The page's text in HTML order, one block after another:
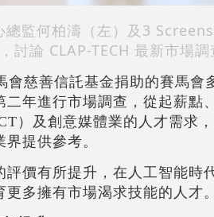
總監何柏濤（左）及3
論 CLAP-TECH 最新市場調
會慈善信託基金捐助的賽馬會
年進行市場調查，從起薪點
）及創意媒體業的人才需求
提供參考。
價有所提升，在人工智能時
多擁有市場渴求技能的人才。